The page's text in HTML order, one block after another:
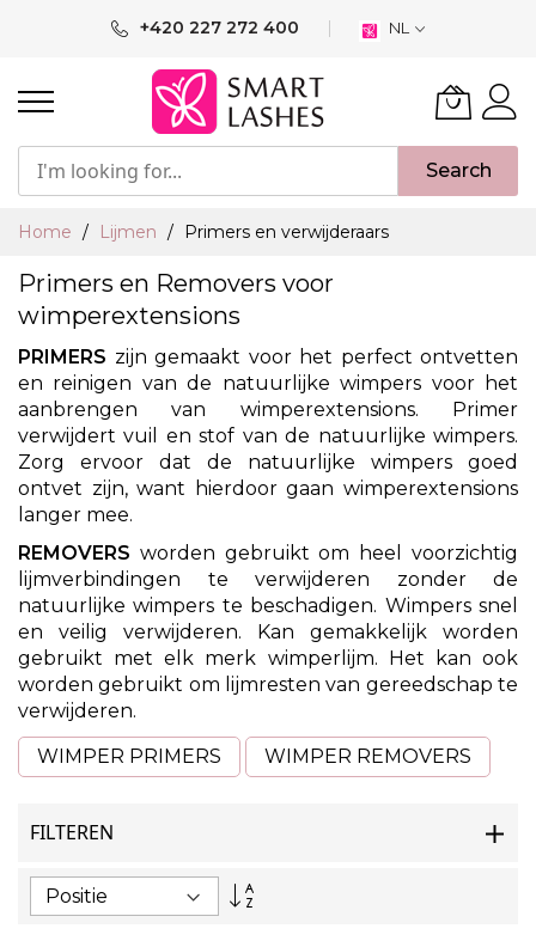
inhoud
+420 227 272 400 NL
Search
Home Lijmen Primers en verwijderaars
Primers en Removers voor
wimperextensions
PRIMERS zijn gemaakt voor het perfect ontvetten
en reinigen van de natuurlijke wimpers voor het
aanbrengen van wimperextensions. Primer
verwijdert vuil en stof van de natuurlijke wimpers.
Zorg ervoor dat de natuurlijke wimpers goed
ontvet zijn, want hierdoor gaan wimperextensions
langer mee.
REMOVERS worden gebruikt om heel voorzichtig
lijmverbindingen te verwijderen zonder de
natuurlijke wimpers te beschadigen. Wimpers snel
en veilig verwijderen. Kan gemakkelijk worden
gebruikt met elk merk wimperlijm. Het kan ook
worden gebruikt om lijmresten van gereedschap te
verwijderen.
WIMPER PRIMERS
WIMPER REMOVERS
FILTEREN
Van